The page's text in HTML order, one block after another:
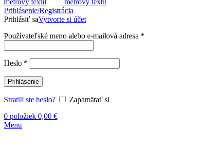
Prihlásenie/Registrácia
Prihlásiť saVytvorte si účet
Používateľské meno alebo e-mailová adresa *
Heslo *
Prihlásenie
Stratili ste heslo?
Zapamätať si
0 položiek 0,00 €
Menu